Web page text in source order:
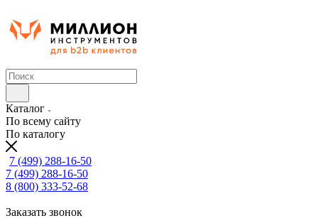
Каталог
По всему сайту
По каталогу
7 (499) 288-16-50
7 (499) 288-16-50
8 (800) 333-52-68
Заказать звонок